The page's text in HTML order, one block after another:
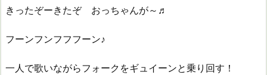
きったぞーきたぞ おっちゃんが～♬
フーンフンフフフーン♪
一人で歌いながらフォークをギュイーンと乗り回す！